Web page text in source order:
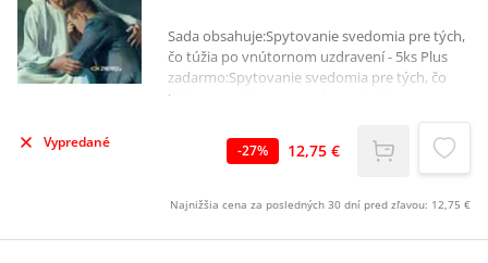
Sada obsahuje:Spytovanie svedomia pre tých,
čo túžia po vnútornom uzdravení - 5ks Plus
zadarmo:Spytovanie svedomia pre tých, čo
túžia po vnútornom uzdravení - 1ks
Vypredané -27% 12,75 €
Najnižšia cena za posledných 30 dní pred zľavou: 12,75 €